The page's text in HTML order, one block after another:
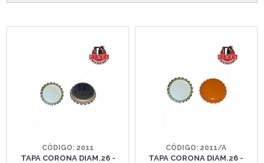
CÓDIGO: 2011
TAPA CORONA DIAM.26 -
CÓDIGO: 2011/A
TAPA CORONA DIAM.26 -